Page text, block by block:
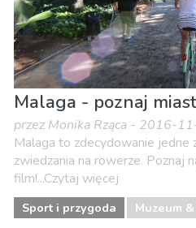
Malaga - poznaj
przez Monika Rząca - 2016-
Malaga to zdecydowanie jedne
zwiedzania na rowerze. Poznaj
film!...Czytaj więcej
Sport i przygoda Muzeum